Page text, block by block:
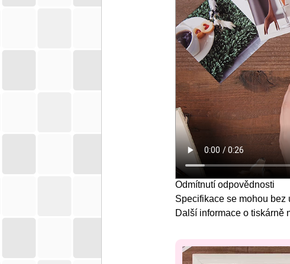
Odmítnutí odpovědnosti
Specifikace se mohou bez
Další informace o tiskárně